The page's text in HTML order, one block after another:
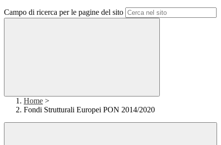
Campo di ricerca per le pagine del sito
Home >
Fondi Strutturali Europei PON 2014/2020